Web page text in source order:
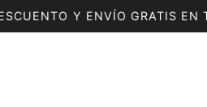
Y ENVÍO GRATIS EN